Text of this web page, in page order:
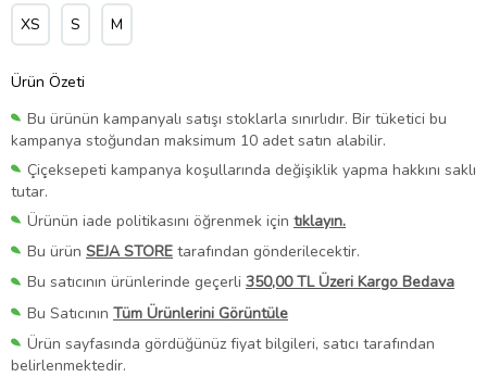
XS S M
Ürün Özeti
Bu ürünün kampanyalı satışı stoklarla sınırlıdır. Bir tüketici bu
kampanya stoğundan maksimum 10 adet satın alabilir.
Çiçeksepeti kampanya koşullarında değişiklik yapma hakkını saklı
tutar.
Ürünün iade politikasını öğrenmek için tıklayın.
Bu ürün SEJA STORE tarafından gönderilecektir.
Bu satıcının ürünlerinde geçerli 350,00 TL Üzeri Kargo Bedava
Bu Satıcının Tüm Ürünlerini Görüntüle
Ürün sayfasında gördüğünüz fiyat bilgileri, satıcı tarafından
belirlenmektedir.